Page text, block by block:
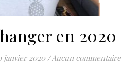
en 2020
janvier 2020 / Aucun commentaire